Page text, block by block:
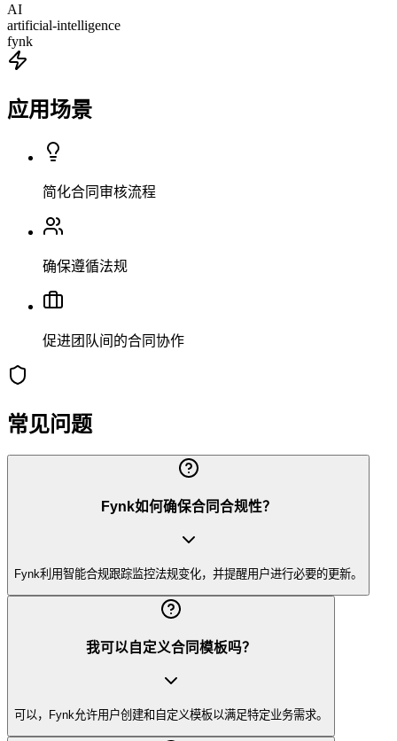
AI
artificial-intelligence
fynk
应用场景
简化合同审核流程
确保遵循法规
促进团队间的合同协作
常见问题
Fynk如何确保合同合规性？
Fynk利用智能合规跟踪监控法规变化，并提醒用户进行必要的更新。
我可以自定义合同模板吗？
可以，Fynk允许用户创建和自定义模板以满足特定业务需求。